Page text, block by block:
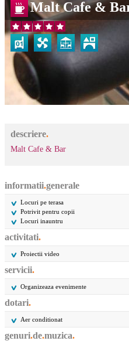
Malt Cafe &
descriere.
Malt Cafe & Bar
informatii.generale
Locuri pe terasa
Potrivit pentru copii
Locuri inauntru
activitati.
Proiectii video
servicii.
Organizeaza evenimente
dotari.
Aer conditionat
genuri.de.muzica.